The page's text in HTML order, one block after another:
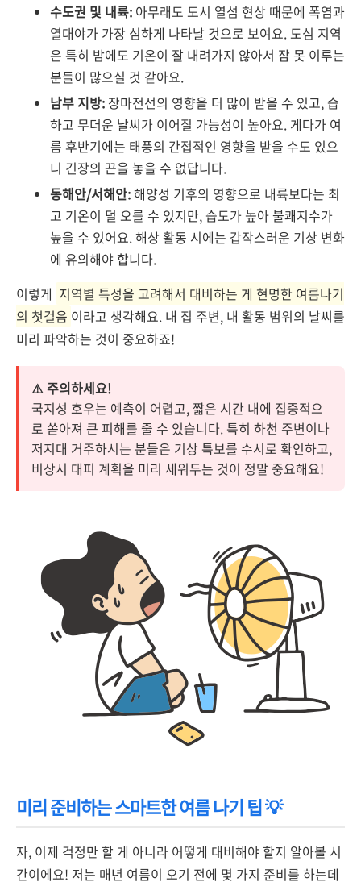
수도권 및 내륙: 아무래도 도시 열섬 현상 때문에 폭염과
열대야가 가장 심하게 나타날 것으로 보여요. 도심 지역
은 특히 밤에도 기온이 잘 내려가지 않아서 잠 못 이루는
분들이 많으실 것 같아요.
남부 지방: 장마전선의 영향을 더 많이 받을 수 있고, 습
하고 무더운 날씨가 이어질 가능성이 높아요. 게다가 여
름 후반기에는 태풍의 간접적인 영향을 받을 수도 있으
니 긴장의 끈을 놓을 수 없답니다.
동해안/서해안:해양성 기후의 영향으로 내륙보다는 최
고 기온이 덜 오를 수 있지만, 습도가 높아 불쾌지수가
높을 수 있어요. 해상 활동 시에는 갑작스러운 기상 변화
에 유의해야 합니다.
이렇게 지역별 특성을 고려해서 대비하는 게 현명한 여름나기
의 첫걸음 이라고 생각해요. 내 집 주변, 내 활동 범위의 날씨를
미리 파악하는 것이 중요하죠!
⚠️ 주의하세요!
국지성 호우는 예측이 어렵고, 짧은 시간 내에 집중적으
로 쏟아져 큰 피해를 줄 수 있습니다. 특히 하천 주변이나
저지대 거주하시는 분들은 기상 특보를 수시로 확인하고,
비상시 대피 계획을 미리 세워두는 것이 정말 중요해요!
미리 준비하는 스마트한 여름 나기 팁 💡
자, 이제 걱정만 할 게 아니라 어떻게 대비해야 할지 알아볼 시
간이에요! 저는 매년 여름이 오기 전에 몇 가지 준비를 하는데